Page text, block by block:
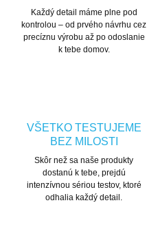
Každý detail máme plne pod
kontrolou – od prvého návrhu cez
precíznu výrobu až po odoslanie
k tebe domov.
VŠETKO TESTUJEME
BEZ MILOSTI
Skôr než sa naše produkty
dostanú k tebe, prejdú
intenzívnou sériou testov, ktoré
odhalia každý detail.